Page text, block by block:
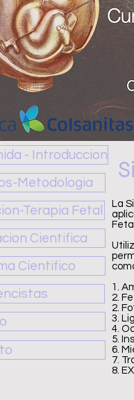
- Introduccion
Metodologia
Terapia Fetal
Cientifica
Cientifico
La
1.
2.
2.
3.
4.
5.
6.
7.
8.